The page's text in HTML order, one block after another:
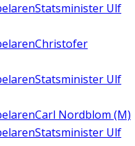
Statsminister Ulf
Christofer
Statsminister Ulf
Carl Nordblom (M)
Statsminister Ulf